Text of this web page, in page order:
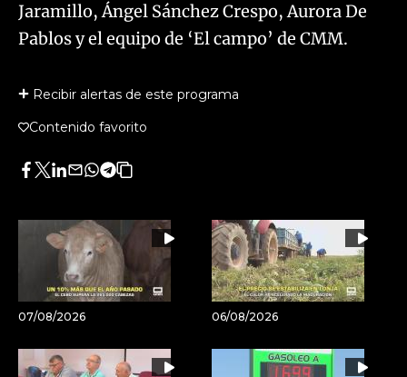
Jaramillo, Ángel Sánchez Crespo, Aurora De
Pablos y el equipo de ‘El campo’ de CMM.
Recibir alertas de este programa
Contenido favorito
Facebook
Twitter
LinkedIn
Enviar
Whatsapp
Telegram
Copiar
artículo
07/08/2026 06/08/2026